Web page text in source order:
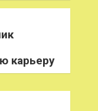
карьеру